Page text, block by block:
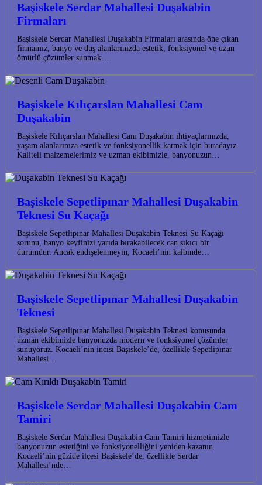
Başiskele Serdar Mahallesi Duşakabin
Firmaları
Başiskele Serdar Mahallesi Duşakabin Firmaları arasında öne çıkan
firmamız, banyo ve duş alanlarınızda estetik, fonksiyonel ve uzun
ömürlü çözümler sunmak…
Başiskele Kılıçarslan Mahallesi Cam
Duşakabin
Başiskele Kılıçarslan Mahallesi Cam Duşakabin ihtiyaçlarınızda,
yaşam alanlarınıza estetik ve fonksiyonellik katmak için buradayız.
Kaliteli malzemelerimiz ve uzman ekibimizle, banyonuzun…
Başiskele Sepetlipınar Mahallesi Duşakabin
Teknesi Su Kaçağı
Başiskele Sepetlipınar Mahallesi Duşakabin Teknesi Su Kaçağı
sorunu, banyo keyfinizi yarıda bırakabilecek can sıkıcı bir
durumdur. Ancak endişelenmeyin, Kocaeli’nin kalbinde…
Başiskele Sepetlipınar Mahallesi Duşakabin
Teknesi
Başiskele Sepetlipınar Mahallesi Duşakabin Teknesi konusunda
uzman ekibimizle banyonuzda modern ve fonksiyonel çözümler
sunuyoruz. Kocaeli’nin incisi Başiskele’de, özellikle Sepetlipınar
Mahallesi…
Başiskele Serdar Mahallesi Duşakabin Cam
Tamiri
Başiskele Serdar Mahallesi Duşakabin Cam Tamiri hizmetimizle
banyonuzun estetiğini ve fonksiyonelliğini yeniden kazanın.
Kocaeli’nin güzide ilçesi Başiskele’de, özellikle Serdar
Mahallesi’nde…